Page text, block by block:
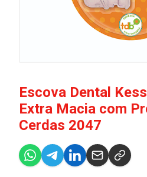
Escova Dental
Extra Macia com
Cerdas 2047